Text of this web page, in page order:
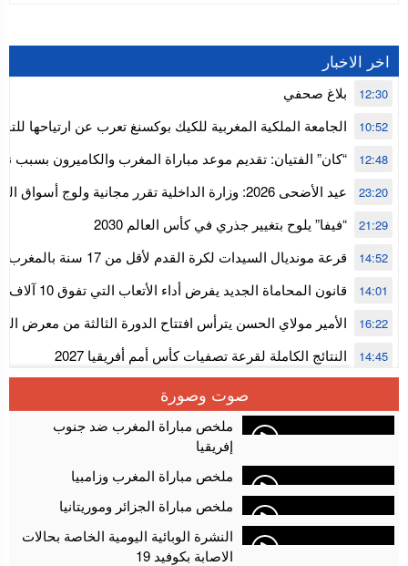
اخر الاخبار
بلاغ صحفي 12:30
الجامعة الملكية المغربية للكيك بوكسنغ تعرب عن ارتياحها
للمجلس الأعلى للحسابات
10:52
“كان” الفتيان: تقديم موعد مباراة المغرب والكاميرون بسبب
إفريقيا
12:48
عيد الأضحى 2026: وزارة الداخلية تقرر مجانية ولوج
استنفار” لتنظيمها
23:20
“فيفا” يلوح بتغيير جذري في كأس العالم 2030 21:29
قرعة مونديال السيدات لكرة
المستوى الأول
14:52
قانون المحاماة الجديد يفرض أداء الأتعاب التي تفوق 10 آلاف درهم بالشيك 14:01
الأمير مولاي الحسن يترأس افتتاح الدورة الثالثة من معرض
الألعاب الإلكترونية
16:22
النتائج الكاملة لقرعة تصفيات كأس أمم أفريقيا 2027 14:45
سلا.. توقيف ثلاثة مروجين وحجز أكثر من 4300 قرص مخدر وكوكايين وإكستازي
أقراص مهلوسة داخل فضاء للشيشة تستنفر شرطة أكادير 12:48
صوت وصورة
ملخص مباراة المغرب ضد جنوب
إفريقيا
ملخص مباراة المغرب وزامبيا
ملخص مباراة الجزائر وموريتانيا
النشرة الوبائية اليومية الخاصة بحالات
الاصابة بكوفيد 19